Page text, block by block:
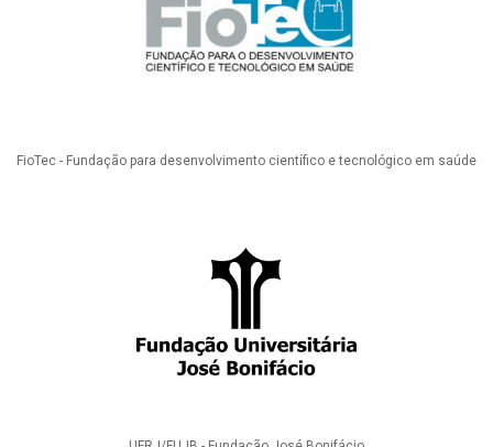
FioTec - Fundação para desenvolvimento científico e tecnológico em saúde